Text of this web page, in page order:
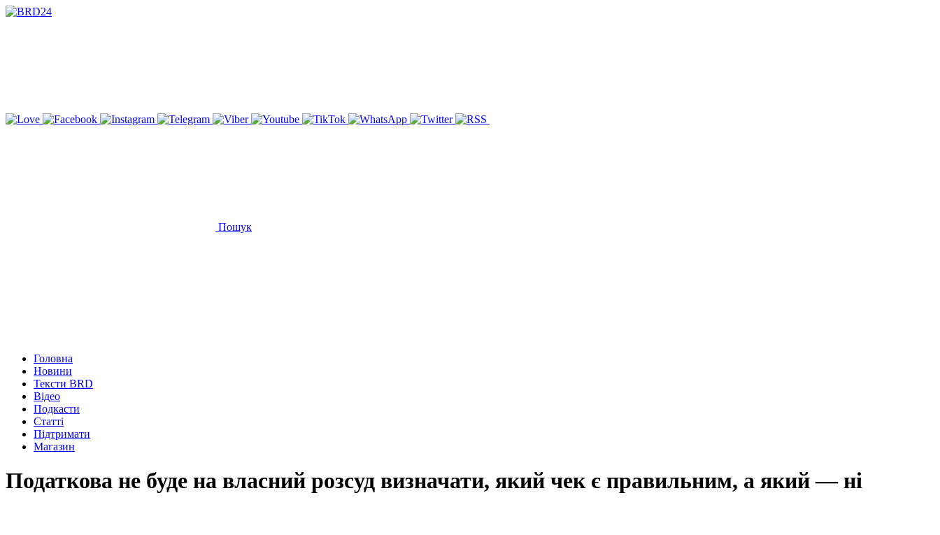
Пошук
Головна
Новини
Тексти BRD
Відео
Подкасти
Статті
Підтримати
Магазин
Податкова не буде на власний розсуд визначати, який чек є правильним, а який — ні